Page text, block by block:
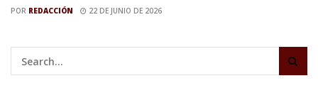
POR REDACCIÓN 22 DE JUNIO DE 2026